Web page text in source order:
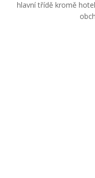
hlavní třídě kromě